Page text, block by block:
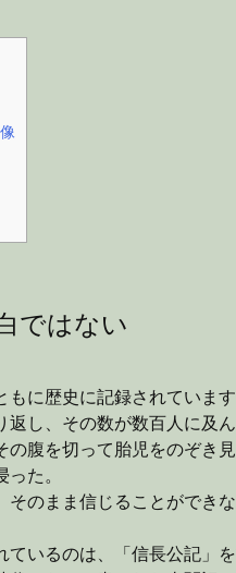
ではない
に歴史に記録されています
し、その数が数百人に及
腹を切って胎児をのぞき
た。
のまま信じることができな
いるのは、「信長公記」